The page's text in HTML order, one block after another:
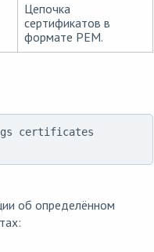
Цепочка
сертификатов в
формате PEM.
certificates
об определённом